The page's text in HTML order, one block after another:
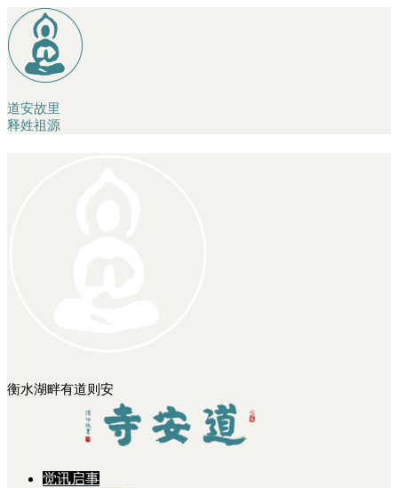
道安故里
释姓祖源
衡水湖畔有道则安
觉讯启事